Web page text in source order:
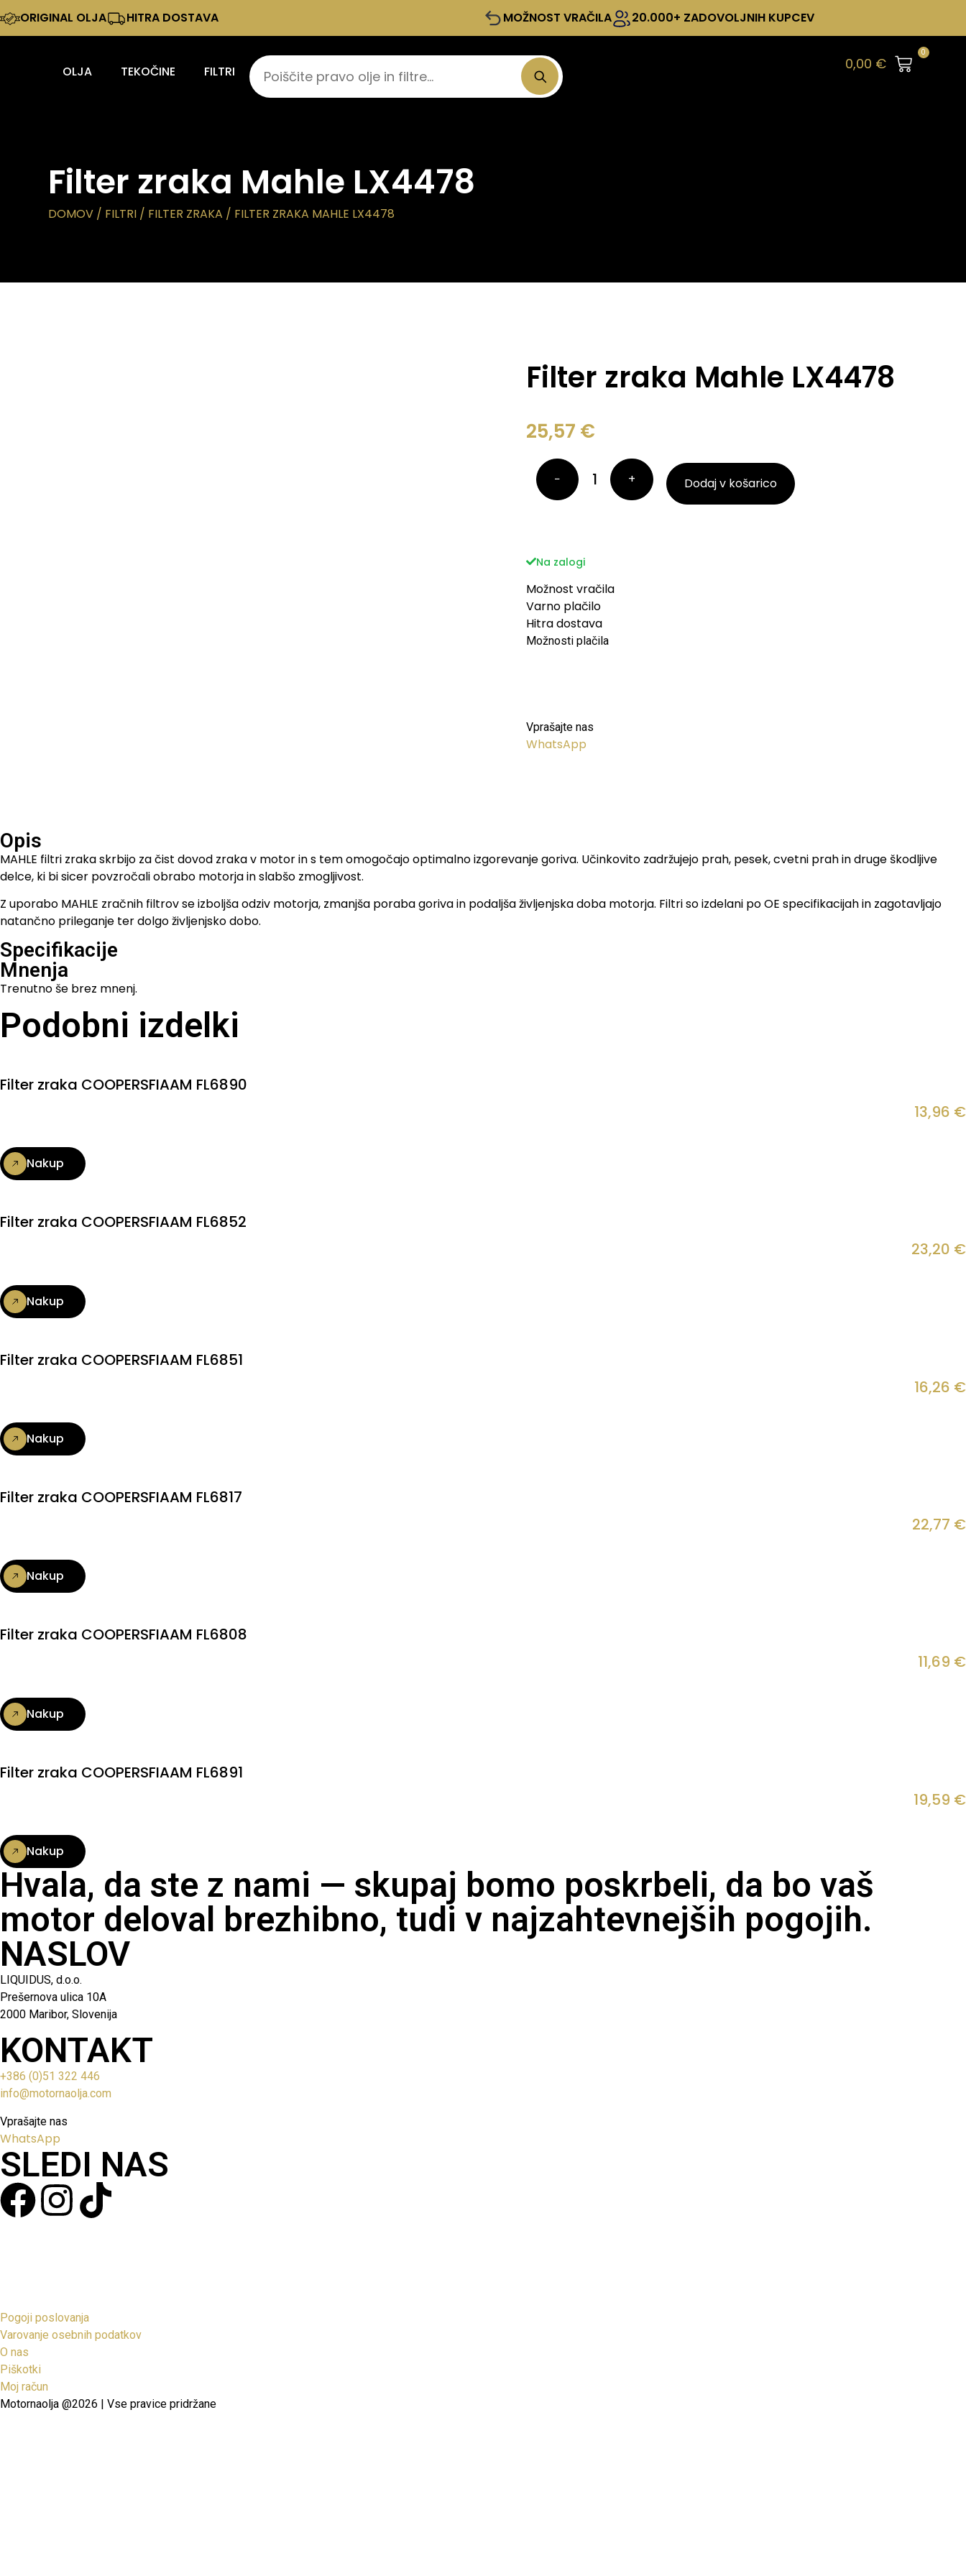
ORIGINAL OLJA HITRA DOSTAVA MOŽNOST VRAČILA 20.000+ ZADOVOLJNIH KUPCEV
OLJA TEKOČINE FILTRI 0,00 €
0
Filter zraka Mahle LX4478
DOMOV / FILTRI / FILTER ZRAKA / FILTER ZRAKA MAHLE LX4478
Filter zraka Mahle LX4478
25,57 €
− + Dodaj v košarico
Na zalogi
Možnost vračila
Varno plačilo
Hitra dostava
Možnosti plačila
Vprašajte nas
WhatsApp
Opis
MAHLE filtri zraka skrbijo za čist dovod zraka v motor in s tem omogočajo optimalno izgorevanje goriva. Učinkovito zadržujejo prah, pesek, cvetni prah in druge škodljive
delce, ki bi sicer povzročali obrabo motorja in slabšo zmogljivost.
Z uporabo MAHLE zračnih filtrov se izboljša odziv motorja, zmanjša poraba goriva in podaljša življenjska doba motorja. Filtri so izdelani po OE specifikacijah in zagotavljajo
natančno prileganje ter dolgo življenjsko dobo.
Specifikacije
Mnenja
Trenutno še brez mnenj.
Podobni izdelki
Filter zraka COOPERSFIAAM FL6890
13,96 €
Nakup
Filter zraka COOPERSFIAAM FL6852
23,20 €
Nakup
Filter zraka COOPERSFIAAM FL6851
16,26 €
Nakup
Filter zraka COOPERSFIAAM FL6817
22,77 €
Nakup
Filter zraka COOPERSFIAAM FL6808
11,69 €
Nakup
Filter zraka COOPERSFIAAM FL6891
19,59 €
Nakup
Hvala, da ste z nami — skupaj bomo poskrbeli, da bo vaš
motor deloval brezhibno, tudi v najzahtevnejših pogojih.
NASLOV
LIQUIDUS, d.o.o.
Prešernova ulica 10A
2000 Maribor, Slovenija
KONTAKT
+386 (0)51 322 446
info@motornaolja.com
Vprašajte nas
WhatsApp
SLEDI NAS
Pogoji poslovanja
Varovanje osebnih podatkov
O nas
Piškotki
Moj račun
Motornaolja @2026 | Vse pravice pridržane